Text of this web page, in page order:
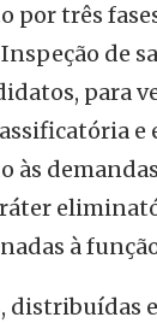
por três
de
para
à
distribuídas